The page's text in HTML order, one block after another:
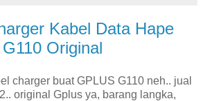
Kabel Data Hape
Original
charger buat GPLUS G110 neh.. jual
original Gplus ya, barang langka,